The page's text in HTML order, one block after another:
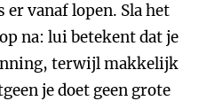
er vanaf lopen. Sla het
na: lui betekent dat je
terwijl makkelijk
je doet geen grote